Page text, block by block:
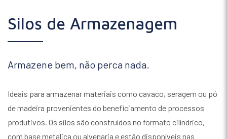
Silos de Armazenagem
Armazene bem, não perca nada.
Ideais para armazenar materiais como cavaco, seragem ou pó
de madeira provenientes do beneficiamento de processos
produtivos. Os silos são construídos no formato cilíndrico,
com base metalica ou alvenaria e estão disponíveis nas